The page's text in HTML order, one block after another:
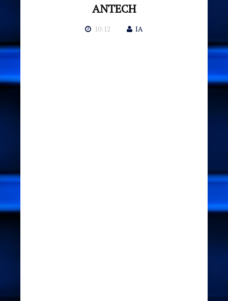
ANTECH
10:12 IA